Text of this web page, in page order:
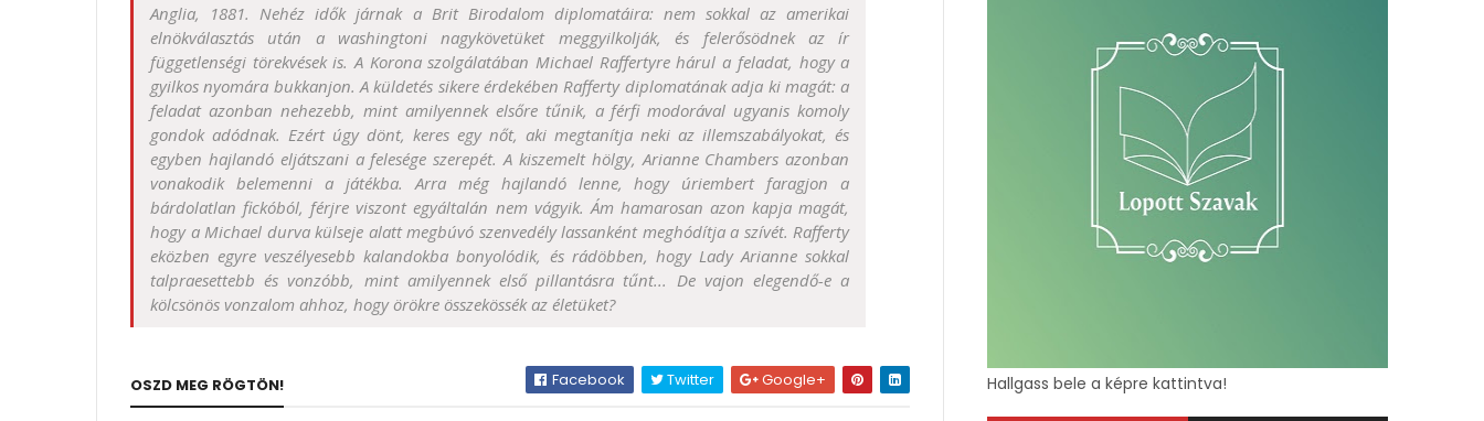
Anglia, 1881. Nehéz idők járnak a Brit Birodalom diplomatáira: nem sokkal az amerikai
elnökválasztás után a washingtoni nagykövetüket meggyilkolják, és felerősödnek az ír
függetlenségi törekvések is. A Korona szolgálatában Michael Raffertyre hárul a feladat, hogy a
gyilkos nyomára bukkanjon. A küldetés sikere érdekében Rafferty diplomatának adja ki magát: a
feladat azonban nehezebb, mint amilyennek elsőre tűnik, a férfi modorával ugyanis komoly
gondok adódnak. Ezért úgy dönt, keres egy nőt, aki megtanítja neki az illemszabályokat, és
egyben hajlandó eljátszani a felesége szerepét. A kiszemelt hölgy, Arianne Chambers azonban
vonakodik belemenni a játékba. Arra még hajlandó lenne, hogy úriembert faragjon a
bárdolatlan fickóból, férjre viszont egyáltalán nem vágyik. Ám hamarosan azon kapja magát,
hogy a Michael durva külseje alatt megbúvó szenvedély lassanként meghódítja a szívét. Rafferty
eközben egyre veszélyesebb kalandokba bonyolódik, és rádöbben, hogy Lady Arianne sokkal
talpraesettebb és vonzóbb, mint amilyennek első pillantásra tűnt... De vajon elegendő-e a
kölcsönös vonzalom ahhoz, hogy örökre összekössék az életüket?
OSZD MEG RÖGTÖN! Facebook Twitter Google+ Hallgass bele a képre kattintva!